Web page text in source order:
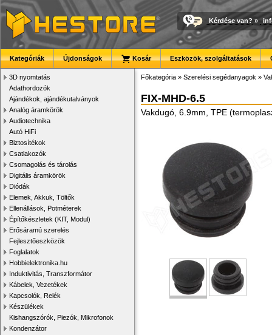
Kérdése van? »
Kategóriák Újdonságok Kosár Eszközök, szolgáltatások
3D nyomtatás
Adathordozók
Ajándékok, ajándékutalványok
Analóg áramkörök
Audiotechnika
Autó HiFi
Biztosítékok
Csatlakozók
Csomagolás és tárolás
Digitális áramkörök
Diódák
Elemek, Akkuk, Töltők
Ellenállások, Potméterek
Építőkészletek (KIT, Modul)
Erősáramú szerelés
Fejlesztőeszközök
Foglalatok
Hobbielektronika.hu
Induktivitás, Transzformátor
Kábelek, Vezetékek
Kapcsolók, Relék
Készülékek
Kishangszórók, Piezók, Mikrofonok
Kondenzátor
Főkategória » Szerelési segédanyagok »
FIX-MHD-6.5
Vakdugó, 6.9mm, TPE